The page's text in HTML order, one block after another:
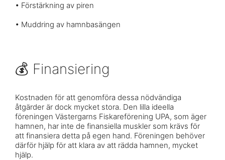
• Förstärkning av piren
• Muddring av hamnbasängen
💰 Finansiering
Kostnaden för att genomföra dessa nödvändiga
åtgärder är dock mycket stora. Den lilla ideella
föreningen Västergarns Fiskareförening UPA, som äger
hamnen, har inte de finansiella muskler som krävs för
att finansiera detta på egen hand. Föreningen behöver
därför hjälp för att klara av att rädda hamnen, mycket
hjälp.